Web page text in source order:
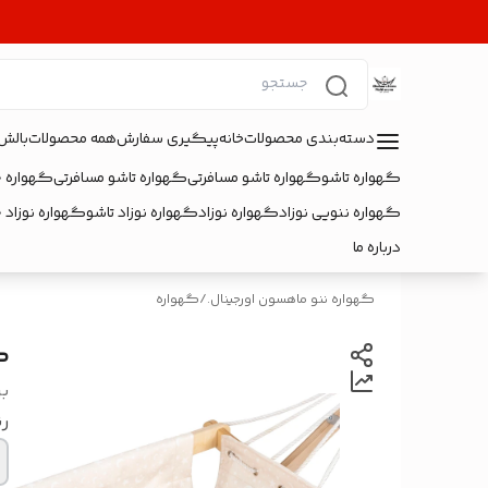
دسته‌بندی محصولاتخانهپیگیری سفارشهمه محصولات
گهواره تاشوگهواره تاشو مسافرتیگهواره تاشو مسافرتی
گهواره ننویی نوزادگهواره نوزادگهواره نوزاد تاشوگهواره
درباره ما
گهواره ننو ماهسون اورجینال./گهواره